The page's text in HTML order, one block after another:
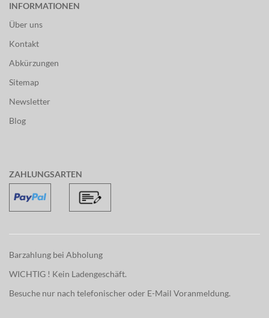
INFORMATIONEN
Über uns
Kontakt
Abkürzungen
Sitemap
Newsletter
Blog
ZAHLUNGSARTEN
Barzahlung bei Abholung
WICHTIG ! Kein Ladengeschäft.
Besuche nur nach telefonischer oder E-Mail Voranmeldung.